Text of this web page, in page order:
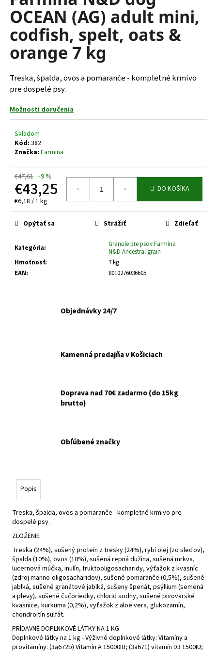
0,0
z
hviezdičiek.
OCEAN (AG) adult mini,
codfish, spelt, oats &
orange 7 kg
Treska, špalda, ovos a pomaranče - kompletné krmivo
pre dospelé psy.
Možnosti doručenia
Skladom
Kód: 382
Značka: Farmina
€47,61 –9 %
€43,25
Jednotková
cena:
€6,18 / 1 kg
DO KOŠÍKA
Kategória:
Granule pre psov Farmina
N&D Ancestral grain
Hmotnosť:
7 kg
EAN: 8010276036605
Opýtať sa Strážiť Zdieľať
Objednávky 24/7
Kamenná predajňa v Košiciach
Doprava nad 70€ zadarmo (do 15kg
brutto)
Obľúbené značky
Popis
Treska, špalda, ovos a pomaranče - kompletné krmivo pre
dospelé psy.
ZLOŽENIE
Treska (24%), sušený proteín z tresky (24%), rybí olej (zo sleďov),
špalda (10%), ovos (10%), sušená repná dužina, sušená mrkva,
lucernová múčka, inulín, fruktooligosacharidy, výťažok z kvasníc
(zdroj manno-oligosacharidov), sušené pomaranče (0,5%), sušené
jablká, sušené granátové jablká, sušeny špenát, psýllium (semená
a plevy), sušené čučoriedky, chlorid sodny, sušené pivovarské
kvasnice, kurkuma (0,2%), vyťažok z aloe vera, glukozamín,
chondroitín sulfát.
PRÍDAVNÉ DOPLNKOVÉ LÁTKY NA 1 KG
Doplnkové látky na 1 kg - Výživné doplnkové látky: Vitamíny a
provitamíny: (3a672b) Vitamín A 15000IU; (3a671) vitamín D3 1500IU;
á
j
s
ť
?
HĽADAŤ
O
d
p
o
ú
a
e